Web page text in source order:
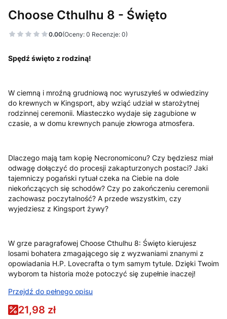
Choose Cthulhu 8 - Święto
0.00(Oceny: 0 Recenzje: 0)
Spędź święto z rodziną!
W ciemną i mroźną grudniową noc wyruszyłeś w odwiedziny
do krewnych w Kingsport, aby wziąć udział w starożytnej
rodzinnej ceremonii. Miasteczko wydaje się zagubione w
czasie, a w domu krewnych panuje złowroga atmosfera.
Dlaczego mają tam kopię Necronomiconu? Czy będziesz miał
odwagę dołączyć do procesji zakapturzonych postaci? Jaki
tajemniczy pogański rytuał czeka na Ciebie na dole
niekończących się schodów? Czy po zakończeniu ceremonii
zachowasz poczytalność? A przede wszystkim, czy
wyjedziesz z Kingsport żywy?
W grze paragrafowej Choose Cthulhu 8: Święto kierujesz
losami bohatera zmagającego się z wyzwaniami znanymi z
opowiadania H.P. Lovecrafta o tym samym tytule. Dzięki Twoim
wyborom ta historia może potoczyć się zupełnie inaczej!
Przejdź do pełnego opisu
21,98 zł